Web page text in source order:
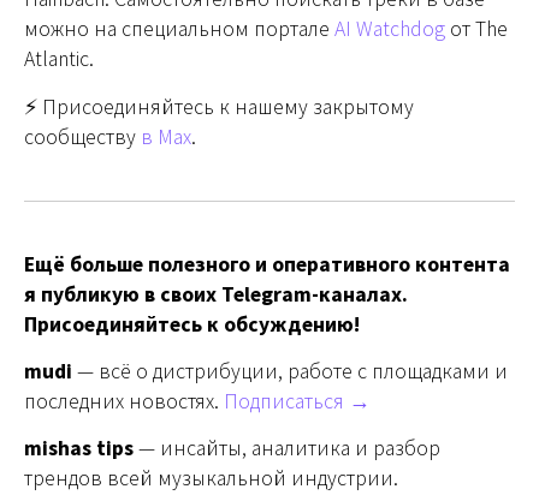
можно на специальном портале AI Watchdog от The
Atlantic.
⚡️ Присоединяйтесь к нашему закрытому
сообществу в Max.
Ещё больше полезного и оперативного контента
я публикую в своих Telegram-каналах.
Присоединяйтесь к обсуждению!
mudi — всё о дистрибуции, работе с площадками и
последних новостях. Подписаться →
mishas tips— инсайты, аналитика и разбор
трендов всей музыкальной индустрии.